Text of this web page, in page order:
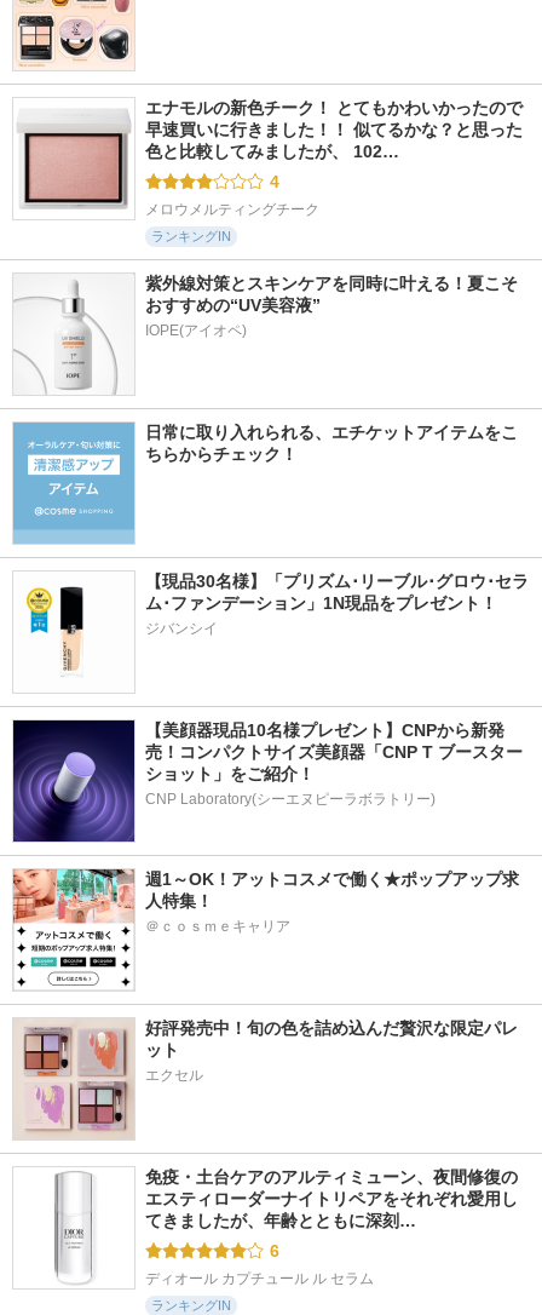
エナモルの新色チーク！ とてもかわいかったので
早速買いに行きました！！ 似てるかな？と思った
色と比較してみましたが、 102…
4
メロウメルティングチーク
ランキングIN
紫外線対策とスキンケアを同時に叶える！夏こそ
おすすめの“UV美容液”
IOPE(アイオペ)
日常に取り入れられる、エチケットアイテムをこ
ちらからチェック！
【現品30名様】「プリズム･リーブル･グロウ･セラ
ジバンシイ
【美顔器現品10名様プレゼント】CNPから新発
売！コンパクトサイズ美顔器「CNP T ブースター
ショット」をご紹介！
CNP Laboratory(シーエヌピーラボラトリー)
週1～OK！アットコスメで働く★ポップアップ求
人特集！
＠ｃｏｓｍｅキャリア
好評発売中！旬の色を詰め込んだ贅沢な限定パレ
ット
エクセル
免疫・土台ケアのアルティミューン、夜間修復の
エスティローダーナイトリペアをそれぞれ愛用し
てきましたが、年齢とともに深刻…
6
ディオール カプチュール ル セラム
ランキングIN